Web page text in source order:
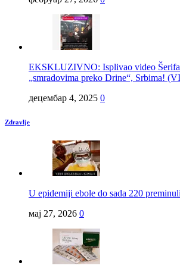
EKSKLUZIVNO: Isplivao video
„smradovima preko Drine“, Srbima!
децембар 4, 2025 0
Zdravlje
U epidemiji ebole do sada 220
мај 27, 2026 0